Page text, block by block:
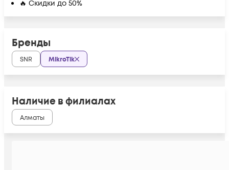
🔥 Скидки до 50%
Бренды
SNR MikroTik
Наличие в филиалах
Алматы